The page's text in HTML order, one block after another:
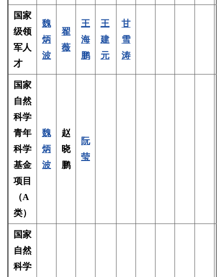
国家
级领
军人
才
魏
炳
波
翟
薇
王
海
鹏
王
建
元
甘
雪
涛
国家
自然
科学
青年
科学
基金
项目
（A
类）
魏
炳
波
赵
晓
鹏
阮
莹
国家
自然
科学